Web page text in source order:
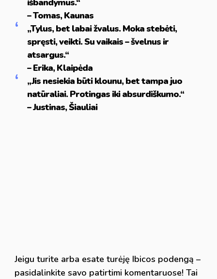
išbandymus.“
– Tomas, Kaunas
„Tylus, bet labai žvalus. Moka stebėti,
spręsti, veikti. Su vaikais – švelnus ir
atsargus.“
– Erika, Klaipėda
„Jis nesiekia būti klounu, bet tampa juo
natūraliai. Protingas iki absurdiškumo.“
– Justinas, Šiauliai
Jeigu turite arba esate turėję Ibicos podengą –
pasidalinkite savo patirtimi komentaruose! Tai